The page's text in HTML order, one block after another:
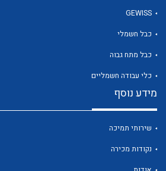
GEWISS
כבל חשמלי
כבל מתח גבוה
כלי עבודה חשמליים
מידע נוסף
שירותי תמיכה
נקודות מכירה